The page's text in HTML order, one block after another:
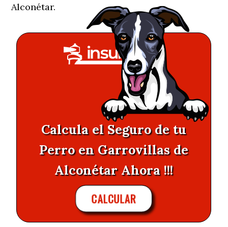
Alconétar.
Calcula el Seguro de tu
Perro en Garrovillas de
Alconétar Ahora !!!
CALCULAR